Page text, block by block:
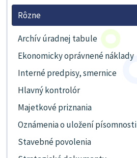
Rôzne
Archív úradnej tabule
Ekonomicky oprávnené náklady
Interné predpisy, smernice
Hlavný kontrolór
Majetkové priznania
Oznámenia o uložení písomnosti
Stavebné povolenia